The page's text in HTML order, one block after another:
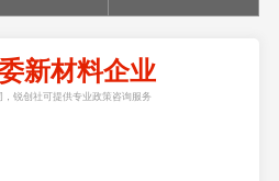
新材料企业
锐创社可提供专业政策咨询服务